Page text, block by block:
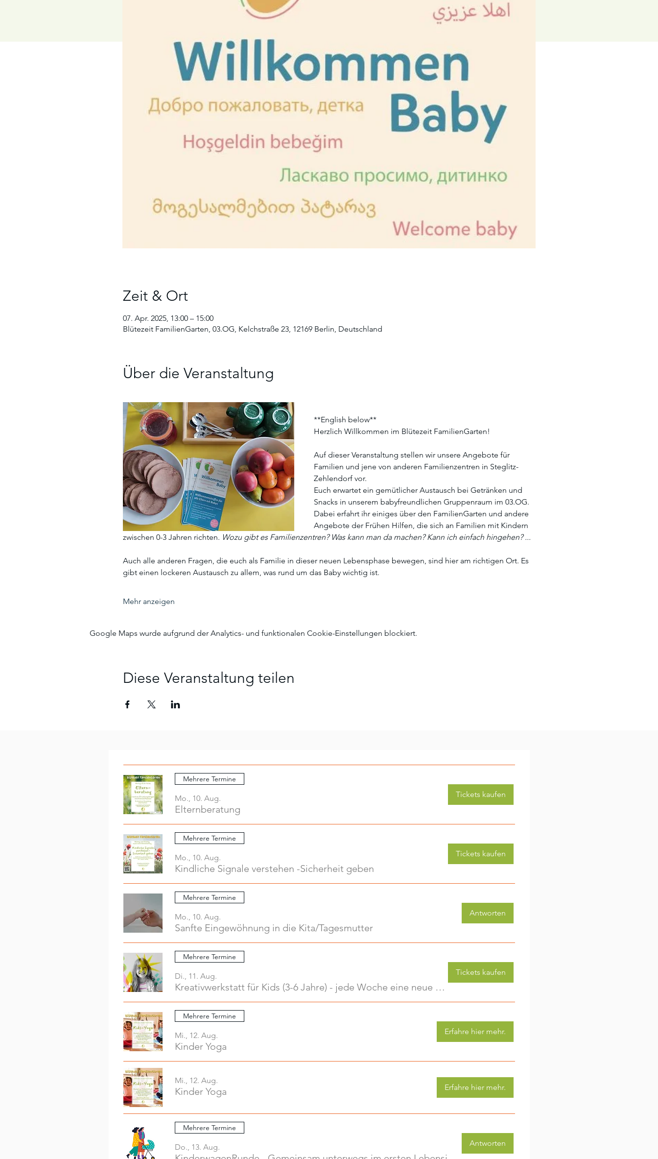
Zeit & Ort
07. Apr. 2025, 13:00 – 15:00
Blütezeit FamilienGarten, 03.OG, Kelchstraße 23, 12169 Berlin, Deutschland
Über die Veranstaltung
**English below**
Herzlich Willkommen im Blütezeit FamilienGarten!
Auf dieser Veranstaltung stellen wir unsere Angebote für
Familien und jene von anderen Familienzentren in Steglitz-
Zehlendorf vor.
Euch erwartet ein gemütlicher Austausch bei Getränken und
Snacks in unserem babyfreundlichen Gruppenraum im 03.OG.
Dabei erfahrt ihr einiges über den FamilienGarten und andere
Angebote der Frühen Hilfen, die sich an Familien mit Kindern
zwischen 0-3 Jahren richten. Wozu gibt es Familienzentren? Was kann man da machen? Kann ich einfach hingehen? ...
Auch alle anderen Fragen, die euch als Familie in dieser neuen Lebensphase bewegen, sind hier am richtigen Ort. Es
gibt einen lockeren Austausch zu allem, was rund um das Baby wichtig ist.
Mehr anzeigen
Google Maps wurde aufgrund der Analytics- und funktionalen Cookie-Einstellungen blockiert.
Diese Veranstaltung teilen
Mehrere Termine
Mo., 10. Aug.
Elternberatung
Tickets kaufen
Mehrere Termine
Mo., 10. Aug.
Kindliche Signale verstehen -Sicherheit geben
Tickets kaufen
Mehrere Termine
Mo., 10. Aug.
Sanfte Eingewöhnung in die Kita/Tagesmutter
Antworten
Mehrere Termine
Di., 11. Aug.
Kreativwerkstatt für Kids (3-6 Jahre) - jede Woche eine neue Aktivität (2)
Tickets kaufen
Mehrere Termine
Mi., 12. Aug.
Kinder Yoga
Erfahre hier mehr.
Mi., 12. Aug.
Kinder Yoga Erfahre hier mehr.
Mehrere Termine
Do., 13. Aug. Antworten